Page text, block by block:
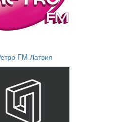
FM Латвия